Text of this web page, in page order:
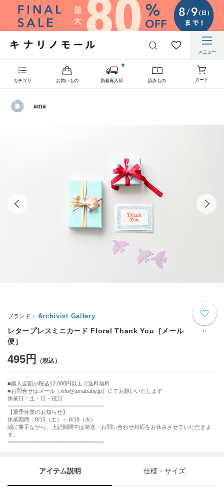
メニュー
カテゴリ お買いもの 新着再入荷 読みもの カート
ama
6
Archivist Gallery
レタープレスミニカード Floral Thank You［メール
便］
495円
購入金額が税込12,000円以上で送料無料
お問合せはメール［info@amababy.jp］にてお願いいたします
休業日：土・日・祝日
================================
【夏季休業のお知らせ】
休業期間：8/15（土）～ 8/18（火）
誠に勝手ながら、上記期間中は発送・お問い合わせ対応をお休みさせていただきま
す。
================================
アイテム説明 仕様・サイズ